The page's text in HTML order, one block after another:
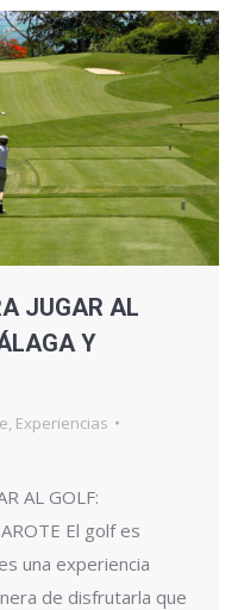
JUGAR AL
Y
Experiencias
AL GOLF:
El golf es
una experiencia
de disfrutarla que